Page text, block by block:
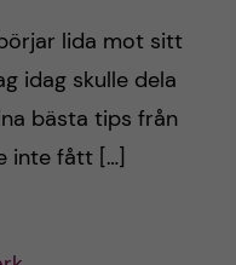
lida mot sitt
idag skulle dela
bästa tips från
inte fått […]